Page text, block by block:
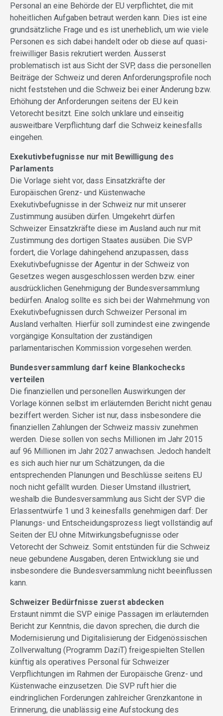
Personal an eine Behörde der EU verpflichtet, die mit
hoheitlichen Aufgaben betraut werden kann. Dies ist eine
grundsätzliche Frage und es ist unerheblich, um wie viele
Personen es sich dabei handelt oder ob diese auf quasi-
freiwilliger Basis rekrutiert werden. Äusserst
problematisch ist aus Sicht der SVP, dass die personellen
Beiträge der Schweiz und deren Anforderungsprofile noch
nicht feststehen und die Schweiz bei einer Änderung bzw.
Erhöhung der Anforderungen seitens der EU kein
Vetorecht besitzt. Eine solch unklare und einseitig
ausweitbare Verpflichtung darf die Schweiz keinesfalls
eingehen.
Exekutivbefugnisse nur mit Bewilligung des
Parlaments
Die Vorlage sieht vor, dass Einsatzkräfte der
Europäischen Grenz- und Küstenwache
Exekutivbefugnisse in der Schweiz nur mit unserer
Zustimmung ausüben dürfen. Umgekehrt dürfen
Schweizer Einsatzkräfte diese im Ausland auch nur mit
Zustimmung des dortigen Staates ausüben. Die SVP
fordert, die Vorlage dahingehend anzupassen, dass
Exekutivbefugnisse der Agentur in der Schweiz von
Gesetzes wegen ausgeschlossen werden bzw. einer
ausdrücklichen Genehmigung der Bundesversammlung
bedürfen. Analog sollte es sich bei der Wahrnehmung von
Exekutivbefugnissen durch Schweizer Personal im
Ausland verhalten. Hierfür soll zumindest eine zwingende
vorgängige Konsultation der zuständigen
parlamentarischen Kommission vorgesehen werden.
Bundesversammlung darf keine Blankochecks
verteilen
Die finanziellen und personellen Auswirkungen der
Vorlage können selbst im erläuternden Bericht nicht genau
beziffert werden. Sicher ist nur, dass insbesondere die
finanziellen Zahlungen der Schweiz massiv zunehmen
werden. Diese sollen von sechs Millionen im Jahr 2015
auf 96 Millionen im Jahr 2027 anwachsen. Jedoch handelt
es sich auch hier nur um Schätzungen, da die
entsprechenden Planungen und Beschlüsse seitens EU
noch nicht gefällt wurden. Dieser Umstand illustriert,
weshalb die Bundesversammlung aus Sicht der SVP die
Erlassentwürfe 1 und 3 keinesfalls genehmigen darf: Der
Planungs- und Entscheidungsprozess liegt vollständig auf
Seiten der EU ohne Mitwirkungsbefugnisse oder
Vetorecht der Schweiz. Somit entstünden für die Schweiz
neue gebundene Ausgaben, deren Entwicklung sie und
insbesondere die Bundesversammlung nicht beeinflussen
kann.
Schweizer Bedürfnisse zuerst abdecken
Erstaunt nimmt die SVP einige Passagen im erläuternden
Bericht zur Kenntnis, die davon sprechen, die durch die
Modernisierung und Digitalisierung der Eidgenössischen
Zollverwaltung (Programm DaziT) freigespielten Stellen
künftig als operatives Personal für Schweizer
Verpflichtungen im Rahmen der Europäische Grenz- und
Küstenwache einzusetzen. Die SVP ruft hier die
eindringlichen Forderungen zahlreicher Grenzkantone in
Erinnerung, die unablässig eine Aufstockung des